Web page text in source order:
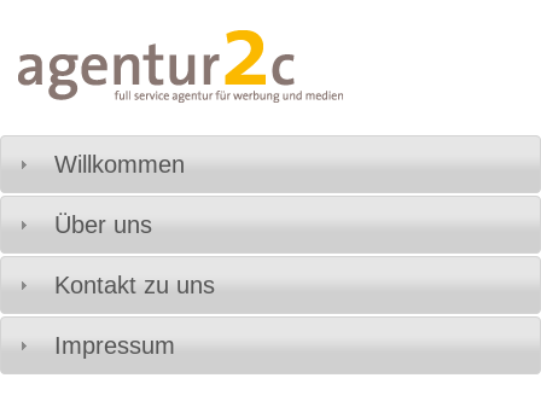
Willkommen
Über uns
Kontakt zu uns
Impressum